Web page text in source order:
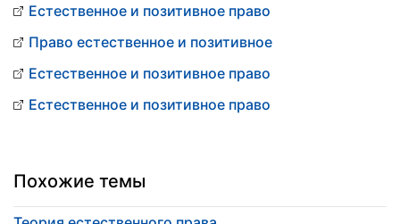
Естественное и позитивное право
Право естественное и позитивное
Естественное и позитивное право
Естественное и позитивное право
Похожие темы